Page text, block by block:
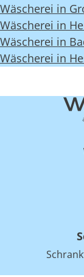
Wäscherei in
Wäscherei in
Wäscherei in
Wäscherei in